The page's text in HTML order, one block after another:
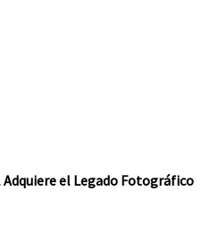
Adquiere el Legado Fotográfico